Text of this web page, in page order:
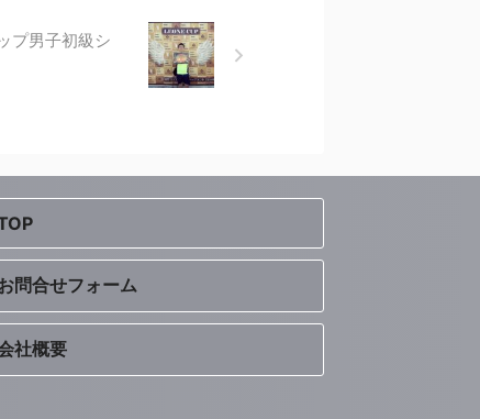
プ男子初級シ
問合せフォーム
社概要